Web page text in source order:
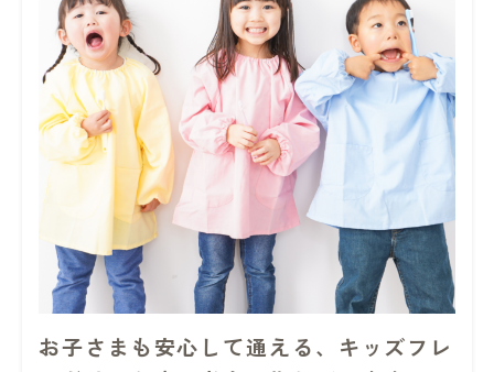
お子さまも安心して通える、キッズフレ